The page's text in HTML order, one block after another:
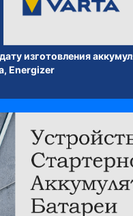
изготовления
Energizer